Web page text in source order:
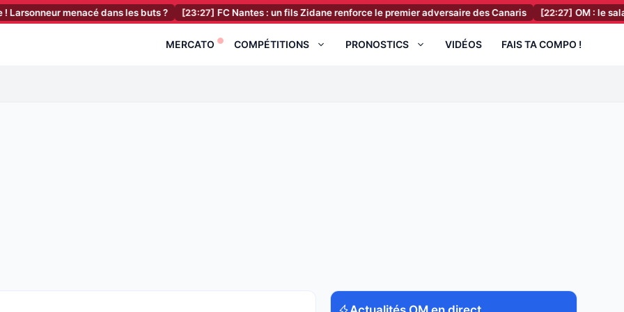
menacé dans les buts ? [23:27] FC Nantes : un fils Zidane renforce le premier adversaire des Canaris [22:27] OM : le salaire XXL
MERCATO COMPÉTITIONS PRONOSTICS VIDÉOS FAIS TA COMPO !